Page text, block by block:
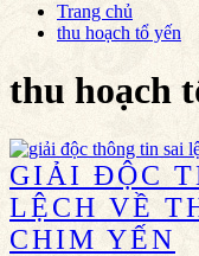
Trang chủ
thu hoạch tổ yến
thu hoạch
GIẢI ĐỘC
LỆCH VỀ
CHIM YẾN